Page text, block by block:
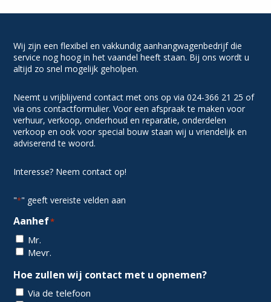
Wij zijn een flexibel en vakkundig aanhangwagenbedrijf die
service nog hoog in het vaandel heeft staan. Bij ons wordt u
altijd zo snel mogelijk geholpen.
Neemt u vrijblijvend contact met ons op via 024-366 21 25 of
via ons contactformulier. Voor een afspraak te maken voor
verhuur, verkoop, onderhoud en reparatie, onderdelen
verkoop en ook voor special bouw staan wij u vriendelijk en
adviserend te woord.
Interesse? Neem contact op!
"*" geeft vereiste velden aan
Aanhef*
Mr.
Mevr.
Hoe zullen wij contact met u opnemen?
Via de telefoon